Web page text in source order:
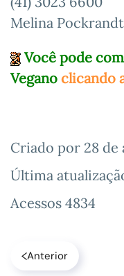
Melina Pockrandt
Você pode
Vegano clicando
Criado por 28 de
Última
Acessos 4834
Anterior